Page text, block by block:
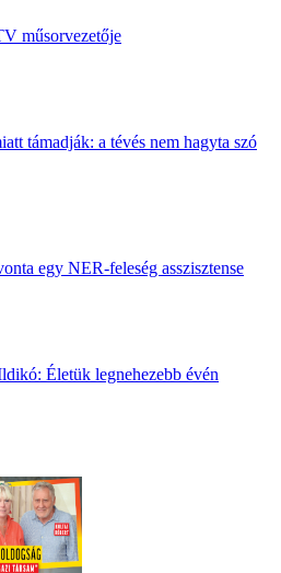
műsorvezetője
támadják: a tévés nem hagyta szó
egy NER-feleség asszisztense
Életük legnehezebb évén